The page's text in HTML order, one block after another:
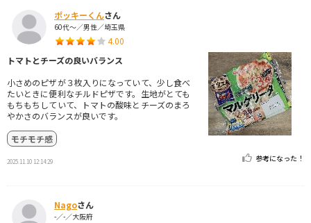
ポッキーくんさん
60代～／男性／埼玉県
4.00
トマトとチーズの良いバランス
小さめのピザが３枚入りになっていて、少し食べ
たいときに便利なチルドピザです。生地がとても
もちもちしていて、トマトの酸味とチーズのまろ
やかさのバランスが良いです。
モチモチ感
2025.11.10 12:14:29 参考になった！
Nagoさん
-／-／大阪府